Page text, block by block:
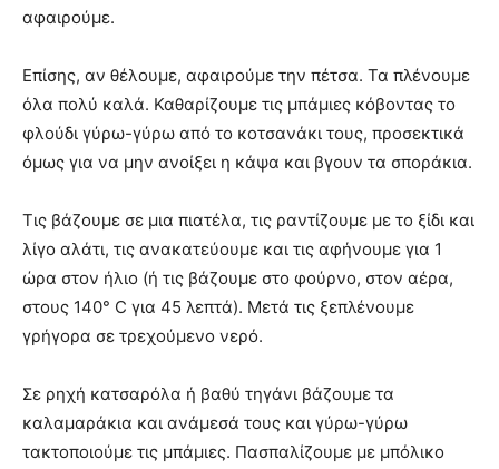
αφαιρούμε.
Επίσης, αν θέλουμε, αφαιρούμε την πέτσα. Τα πλένουμε
όλα πολύ καλά. Καθαρίζουμε τις μπάμιες κόβοντας το
φλούδι γύρω-γύρω από το κοτσανάκι τους, προσεκτικά
όμως για να μην ανοίξει η κάψα και βγουν τα σποράκια.
Τις βάζουμε σε μια πιατέλα, τις ραντίζουμε με το ξίδι και
λίγο αλάτι, τις ανακατεύουμε και τις αφήνουμε για 1
ώρα στον ήλιο (ή τις βάζουμε στο φούρνο, στον αέρα,
στους 140° C για 45 λεπτά). Μετά τις ξεπλένουμε
γρήγορα σε τρεχούμενο νερό.
Σε ρηχή κατσαρόλα ή βαθύ τηγάνι βάζουμε τα
καλαμαράκια και ανάμεσά τους και γύρω-γύρω
τακτοποιούμε τις μπάμιες. Πασπαλίζουμε με μπόλικο